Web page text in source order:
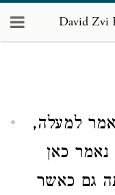
David Zvi
למעלה,
כאן
גם כאשר